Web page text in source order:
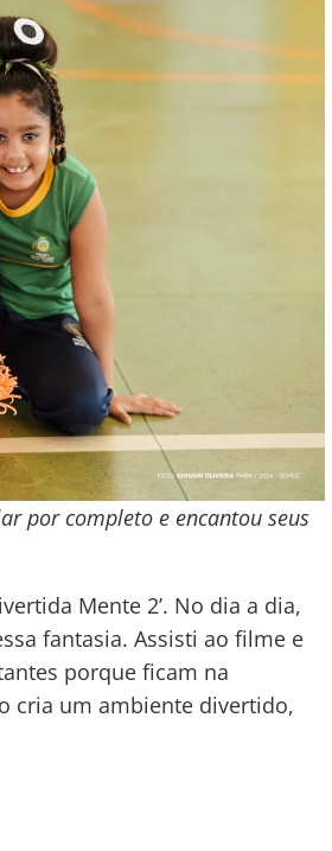
por completo e encantou seus
Mente 2’. No dia a dia,
fantasia. Assisti ao filme e
porque ficam na
cria um ambiente divertido,